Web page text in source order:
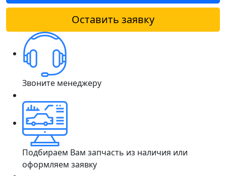
Оставить заявку
Звоните менеджеру
Подбираем Вам запчасть из наличия или
оформляем заявку